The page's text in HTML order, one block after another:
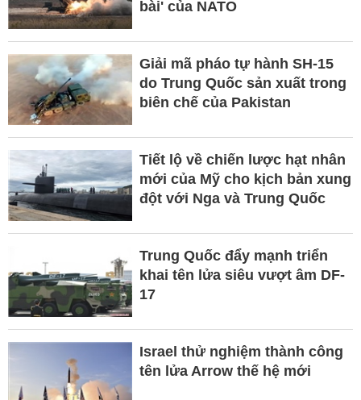
bài' của NATO
Giải mã pháo tự hành SH-15
do Trung Quốc sản xuất trong
biên chế của Pakistan
Tiết lộ về chiến lược hạt nhân
mới của Mỹ cho kịch bản xung
đột với Nga và Trung Quốc
Trung Quốc đẩy mạnh triển
khai tên lửa siêu vượt âm DF-
17
Israel thử nghiệm thành công
tên lửa Arrow thế hệ mới